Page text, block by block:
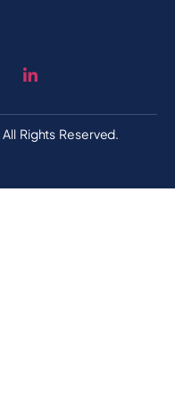
Rights Reserved.